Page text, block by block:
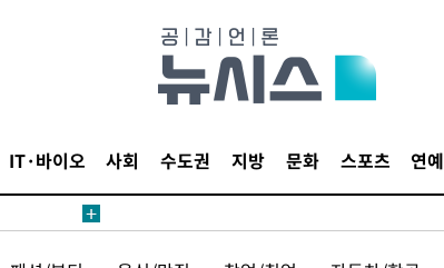
IT·바이오 사회 수도권 지방 문화 스포츠 연예